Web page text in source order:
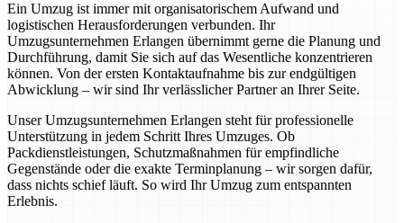
Ein Umzug ist immer mit organisatorischem Aufwand und
logistischen Herausforderungen verbunden. Ihr
Umzugsunternehmen Erlangen übernimmt gerne die Planung und
Durchführung, damit Sie sich auf das Wesentliche konzentrieren
können. Von der ersten Kontaktaufnahme bis zur endgültigen
Abwicklung – wir sind Ihr verlässlicher Partner an Ihrer Seite.
Unser Umzugsunternehmen Erlangen steht für professionelle
Unterstützung in jedem Schritt Ihres Umzuges. Ob
Packdienstleistungen, Schutzmaßnahmen für empfindliche
Gegenstände oder die exakte Terminplanung – wir sorgen dafür,
dass nichts schief läuft. So wird Ihr Umzug zum entspannten
Erlebnis.